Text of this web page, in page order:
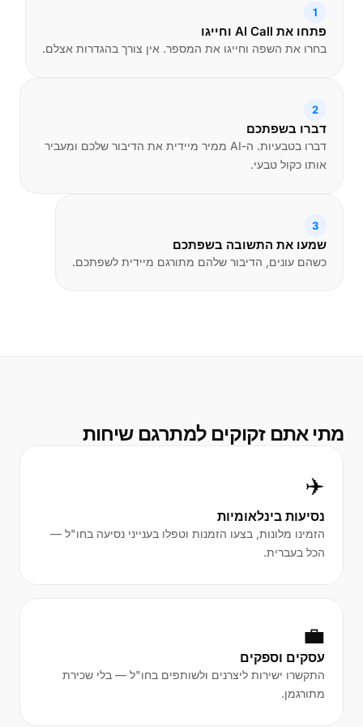
1
פתחו את AI Call וחייגו
בחרו את השפה וחייגו את המספר. אין צורך בהגדרות אצלם.
2
דברו בשפתכם
דברו בטבעיות. ה-AI ממיר מיידית את הדיבור שלכם ומעביר
אותו כקול טבעי.
3
שמעו את התשובה בשפתכם
כשהם עונים, הדיבור שלהם מתורגם מיידית לשפתכם.
מתי אתם זקוקים למתרגם שיחות
✈️
נסיעות בינלאומיות
הזמינו מלונות, בצעו הזמנות וטפלו בענייני נסיעה בחו"ל —
הכל בעברית.
💼
עסקים וספקים
התקשרו ישירות ליצרנים ולשותפים בחו"ל — בלי שכירת
מתורגמן.